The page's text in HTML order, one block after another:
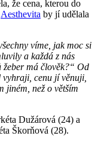
že cena, kterou do
Aesthevita by jí udělala
víme, jak moc si
a každá z nás
má člověk?“ Od
vyhraji, cenu jí věnuji,
jiném, než o větším
Dužárová (24) a
Škorňová (28).